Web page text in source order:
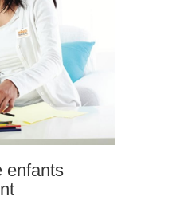
enfants